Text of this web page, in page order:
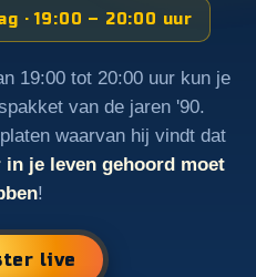
· 19:00 – 20:00 uur
19:00 tot 20:00 uur kun je
van de jaren '90.
waarvan hij vindt dat
in je leven gehoord moet
!
live